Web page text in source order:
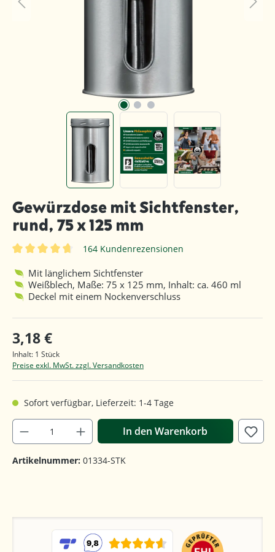
Gewürzdose mit Sichtfenster,
rund, 75 x 125 mm
164 Kundenrezensionen
Mit länglichem Sichtfenster
Weißblech, Maße: 75 x 125 mm, Inhalt: ca. 460 ml
Deckel mit einem Nockenverschluss
3,18 €
Inhalt: 1 Stück
Preise exkl. MwSt. zzgl. Versandkosten
Sofort verfügbar, Lieferzeit: 1-4 Tage
In den Warenkorb
Artikelnummer: 01334-STK